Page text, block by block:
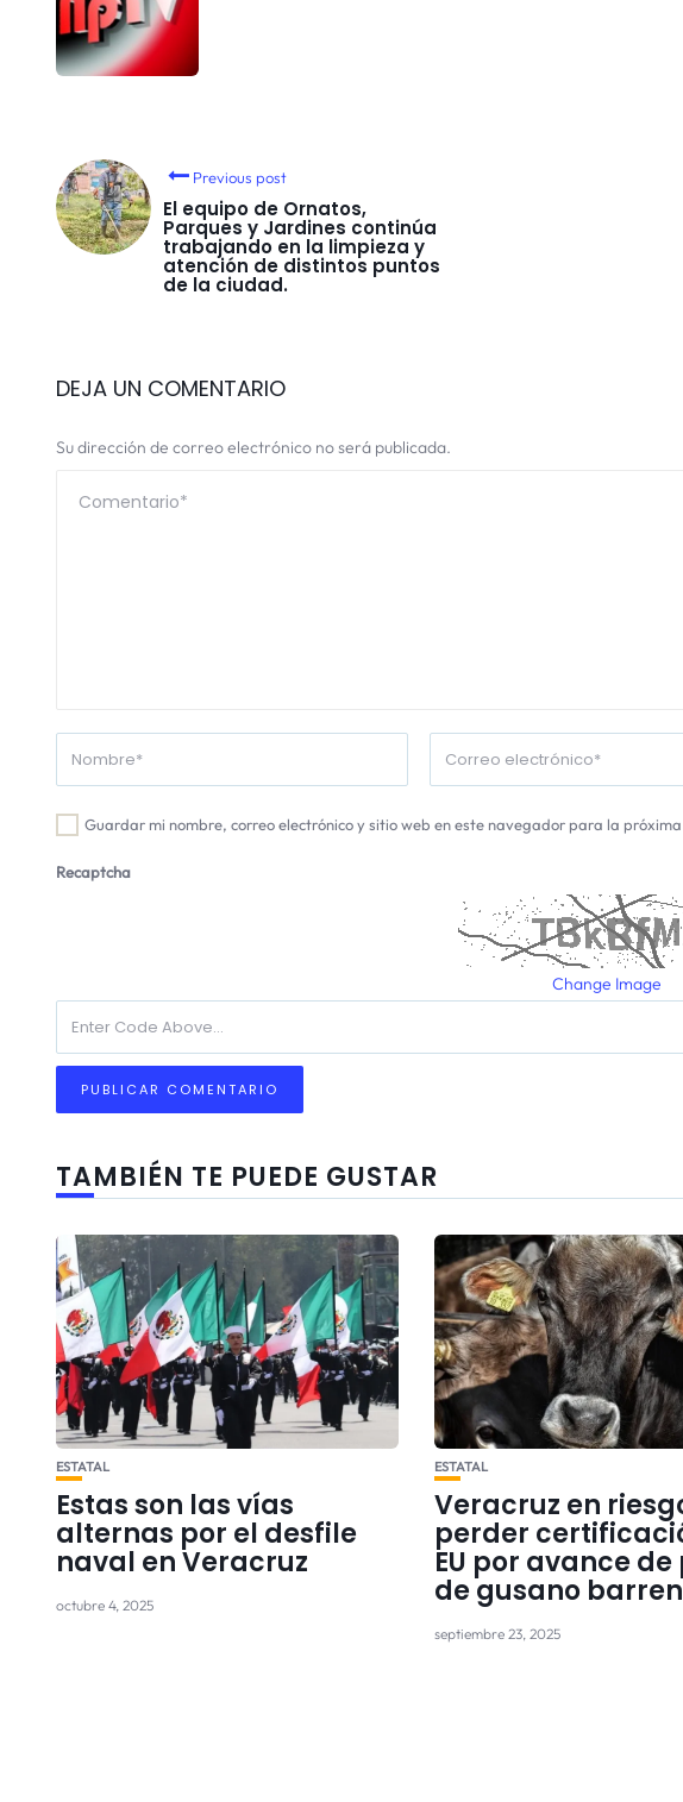
Previous post
El equipo de Ornatos,
Parques y Jardines continúa
trabajando en la limpieza y
atención de distintos puntos
de la ciudad.
DEJA UN COMENTARIO
Su dirección de correo electrónico no será publicada.
Guardar mi nombre, correo electrónico y sitio web en este navegador para la
Recaptcha
Change Image
TAMBIÉN TE PUEDE GUSTAR
ESTATAL
Estas son las vías
alternas por el desfile
naval en Veracruz
octubre 4, 2025
ESTATAL
Veracruz en
perder
EU por avance
de gusano
septiembre 23, 2025